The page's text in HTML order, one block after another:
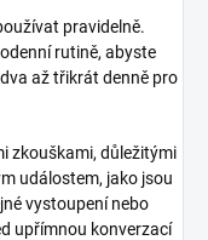
pravidelně.
rutině, abyste
až třikrát denně pro
zkouškami, důležitými
událostem, jako jsou
vystoupení nebo
upřímnou konverzací